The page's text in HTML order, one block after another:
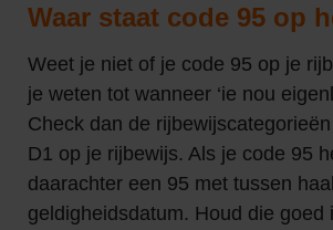
Waar staat code 95 op
Weet je niet of je code 95 op je
je weten tot wanneer ‘ie nou
Check dan de
D1 op je rijbewijs. Als je code 95
daarachter een 95 met tussen
geldigheidsdatum. Houd die goed